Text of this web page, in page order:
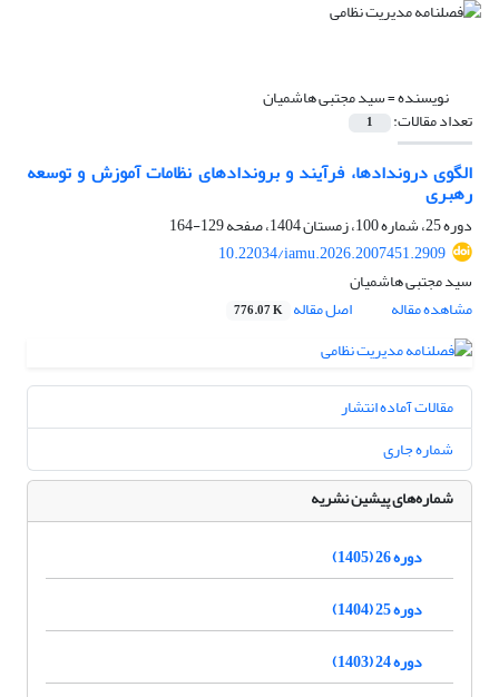
نویسنده =سید مجتبی هاشمیان
تعداد مقالات: 1
الگوی دروندادها، فرآیند و بروندادهای نظامات آموزش و توسعه
رهبری
دوره 25، شماره 100، زمستان 1404، صفحه
129-164
10.22034/iamu.2026.2007451.2909
سید مجتبی هاشمیان
مشاهده مقاله
اصل مقاله 776.07 K
مقالات آماده انتشار
شماره جاری
شماره‌های پیشین نشریه
دوره 26 (1405)
دوره 25 (1404)
دوره 24 (1403)